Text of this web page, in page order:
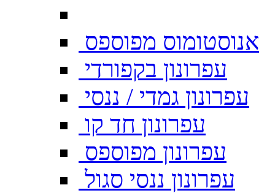
אנוסטומוס מפוספס
עפרונון בקפורדי
עפרונון גמדי / ננסי
עפרונון חד קו
עפרונון מפוספס
עפרונון ננסי סגול